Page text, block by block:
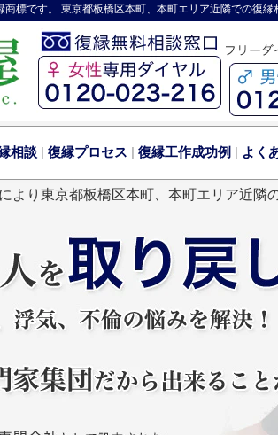
商標です。 東京都板橋区本町、本町エリア近隣での復縁
相談 | 復縁プロセス | 復縁工作成功例 | よく
により東京都板橋区本町、本町エリア近隣